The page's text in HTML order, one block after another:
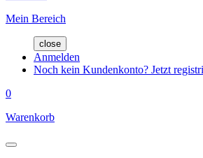
Mein Bereich
close
Anmelden
Noch kein Kundenkonto? Jetzt
0
Warenkorb